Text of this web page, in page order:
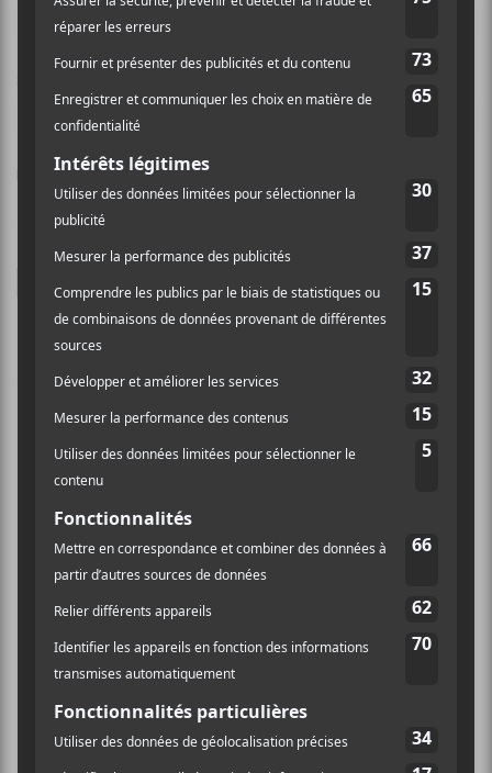
Enregistrer mon nom, mon e-mail et mon site dans
le navigateur pour mon prochain commentaire.
Ce site utilise Akismet pour réduire les indésirables.
savoir plus sur la façon dont les données de vos
commentaires sont traitées.
INSCRIPTION À L’INFOLETTRE
Ne manquez pas les dernières
nouvelles!